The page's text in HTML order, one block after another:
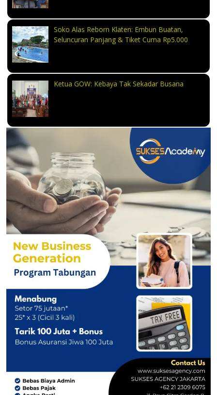
Soko Alas Reborn Klaten: Embun Buatan,
Seluncuran Panjang & Tiket Cuma Rp5.000
Ketua GOW: Kebaya Tak Sekadar Busana